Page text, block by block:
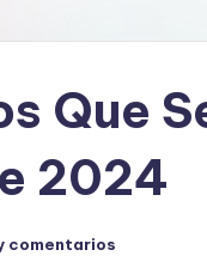
Que
2024
comentarios